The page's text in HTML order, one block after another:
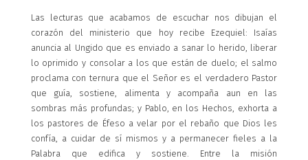
Las lecturas que acabamos de escuchar nos dibujan el
corazón del ministerio que hoy recibe Ezequiel: Isaías
anuncia al Ungido que es enviado a sanar lo herido, liberar
lo oprimido y consolar a los que están de duelo; el salmo
proclama con ternura que el Señor es el verdadero Pastor
que guía, sostiene, alimenta y acompaña aun en las
sombras más profundas; y Pablo, en los Hechos, exhorta a
los pastores de Éfeso a velar por el rebaño que Dios les
confía, a cuidar de sí mismos y a permanecer fieles a la
Palabra que edifica y sostiene. Entre la misión